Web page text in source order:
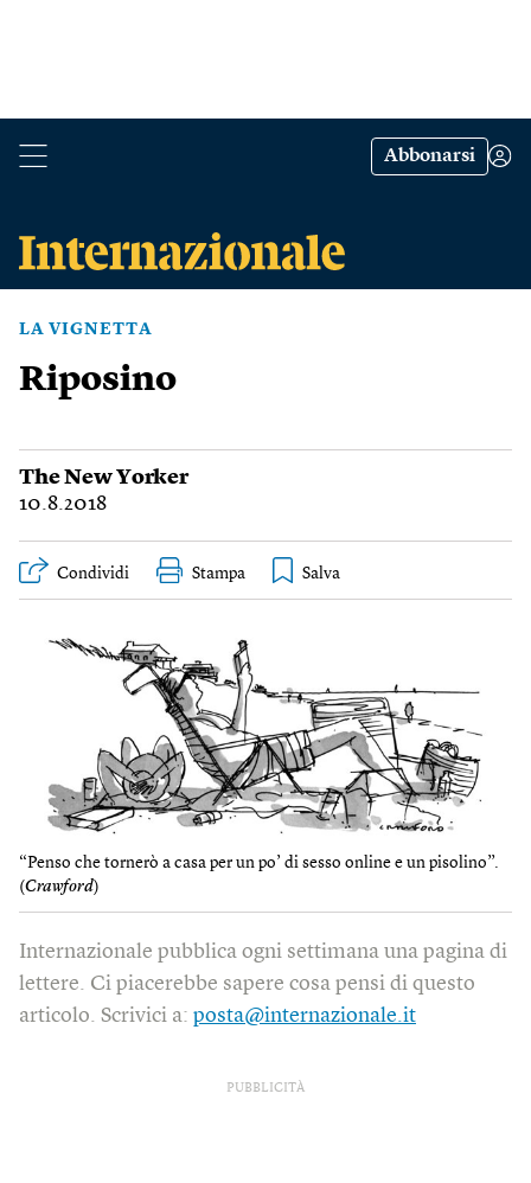
Abbonarsi
LA VIGNETTA
Riposino
The New Yorker
10.8.2018
Condividi Stampa
“Penso che tornerò a casa per un po’ di sesso online e un pisolino”.
(Crawford)
Internazionale pubblica ogni settimana una pagina di
lettere. Ci piacerebbe sapere cosa pensi di questo
articolo. Scrivici a: posta@internazionale.it
PUBBLICITÀ